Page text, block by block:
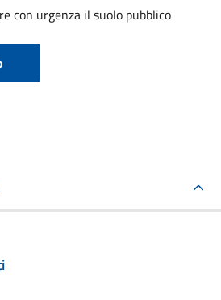
con urgenza il suolo pubblico